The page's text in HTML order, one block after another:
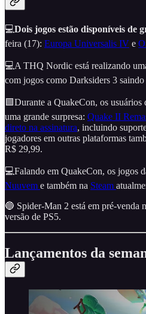
💻Dois jogos estão disponíveis de
feira (17): Europa Universalis IV e
💻A THQ Nordic está realizando
com jogos como Darksiders 3
🟩Durante a QuakeCon, os
uma grande surpresa: Quake II
direto na assinatura, incluindo
jogadores em outras plataformas
R$ 29,99.
💻Falando em QuakeCon, os jogos
Nuuvem e também na Steam
🔵 Spider-Man 2 está em pré-venda
versão de PS5.
Lançamentos da